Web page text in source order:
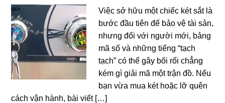
Việc sở hữu một chiếc két sắt là
bước đầu tiên để bảo vệ tài sản,
nhưng đối với người mới, bảng
mã số và những tiếng “tạch
tạch” có thể gây bối rối chẳng
kém gì giải mã một trận đồ. Nếu
bạn vừa mua két hoặc lỡ quên
cách vận hành, bài viết […]